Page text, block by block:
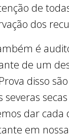
de
dos
é
de um
disso
dar cada
em